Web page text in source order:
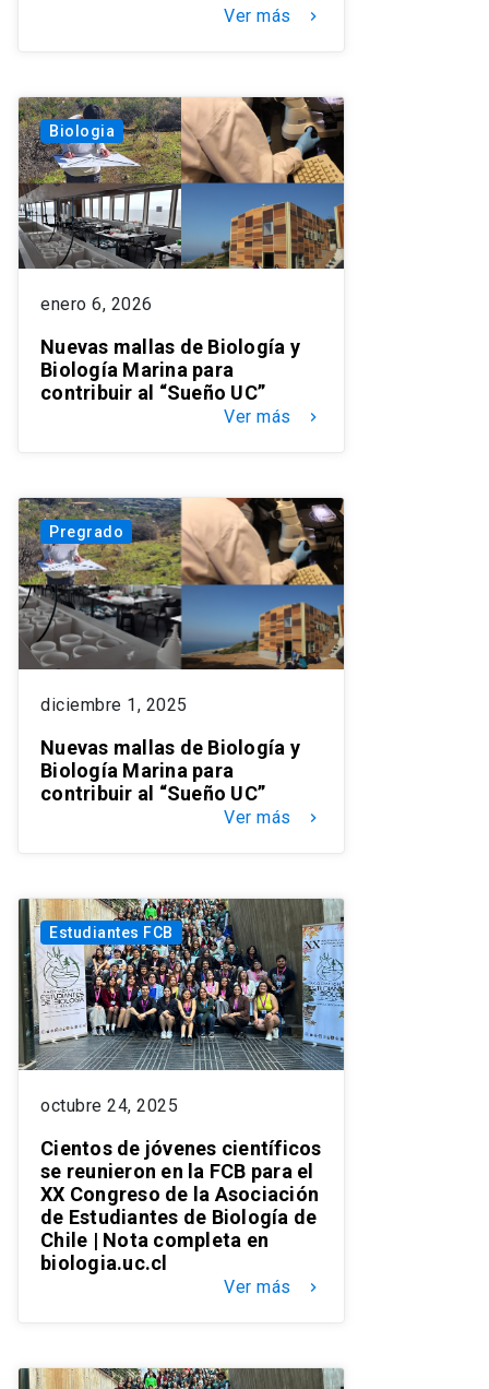
Ver más keyboard_arrow_right
Biologia
enero 6, 2026
Nuevas mallas de Biología y
Biología Marina para
contribuir al “Sueño UC”
Ver más keyboard_arrow_right
Pregrado
diciembre 1, 2025
Nuevas mallas de Biología y
Biología Marina para
contribuir al “Sueño UC”
Ver más keyboard_arrow_right
Estudiantes FCB
octubre 24, 2025
Cientos de jóvenes científicos
se reunieron en la FCB para el
XX Congreso de la Asociación
de Estudiantes de Biología de
Chile | Nota completa en
biologia.uc.cl
Ver más keyboard_arrow_right